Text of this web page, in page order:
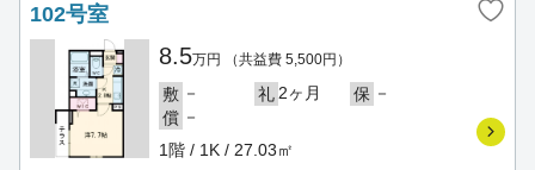
102号室
8.5万円 （共益費 5,500円）
敷 － 礼 2ヶ月 保 －
償 －
1階 / 1K / 27.03㎡